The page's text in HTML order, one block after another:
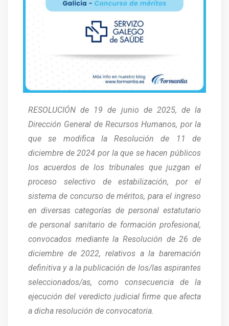
RESOLUCIÓN de 19 de junio de 2025, de la
Dirección General de Recursos Humanos, por la
que se modifica la Resolución de 11 de
diciembre de 2024 por la que se hacen públicos
los acuerdos de los tribunales que juzgan el
proceso selectivo de estabilización, por el
sistema de concurso de méritos, para el ingreso
en diversas categorías de personal estatutario
de personal sanitario de formación profesional,
convocados mediante la Resolución de 26 de
diciembre de 2022, relativos a la baremación
definitiva y a la publicación de los/las aspirantes
seleccionados/as, como consecuencia de la
ejecución del veredicto judicial firme que afecta
a dicha resolución de convocatoria.